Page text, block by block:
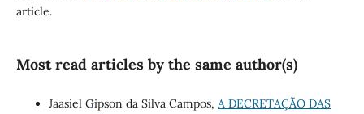
article.
Most read articles by the same author(s)
Jaasiel Gipson da Silva Campos, A DECRETAÇÃO DAS